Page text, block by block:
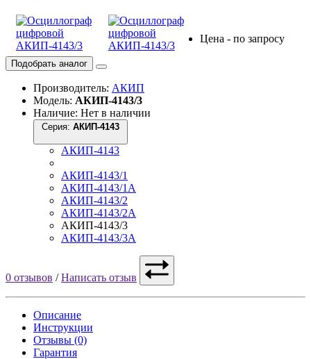
Цена - по запросу
Подобрать аналог
Производитель: АКИП
Модель: АКИП-4143/3
Наличие: Нет в наличии
Серия:
АКИП-4143
АКИП-4143/1
АКИП-4143/1А
АКИП-4143/2
АКИП-4143/2А
АКИП-4143/3
АКИП-4143/3А
0 отзывов /Написать отзыв
Описание
Инструкции
Отзывы (0)
Гарантия